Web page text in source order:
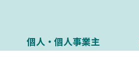
個人・個人事業主